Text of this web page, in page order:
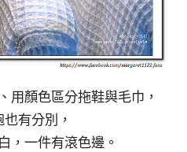
用顏色區分拖鞋與毛巾，
有分別，
，一件有滾色邊。